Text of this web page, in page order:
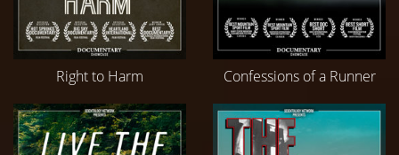
Right to Harm Confessions of a Runner